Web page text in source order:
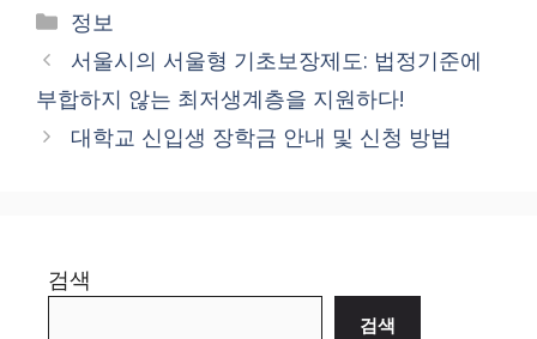
Categories
정보
서울시의 서울형 기초보장제도: 법정기준에
부합하지 않는 최저생계층을 지원하다!
대학교 신입생 장학금 안내 및 신청 방법
검색
검색